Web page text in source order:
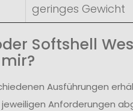
geringes Gewicht
Softshell
Ausführungen
Anforderungen